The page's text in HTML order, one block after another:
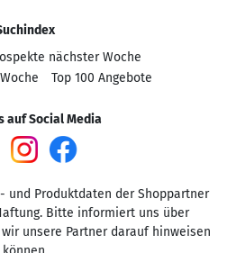
nächster Woche
Top 100 Angebote
auf Social Media
und Produktdaten der Shoppartner
Bitte informiert uns über
unsere Partner darauf hinweisen